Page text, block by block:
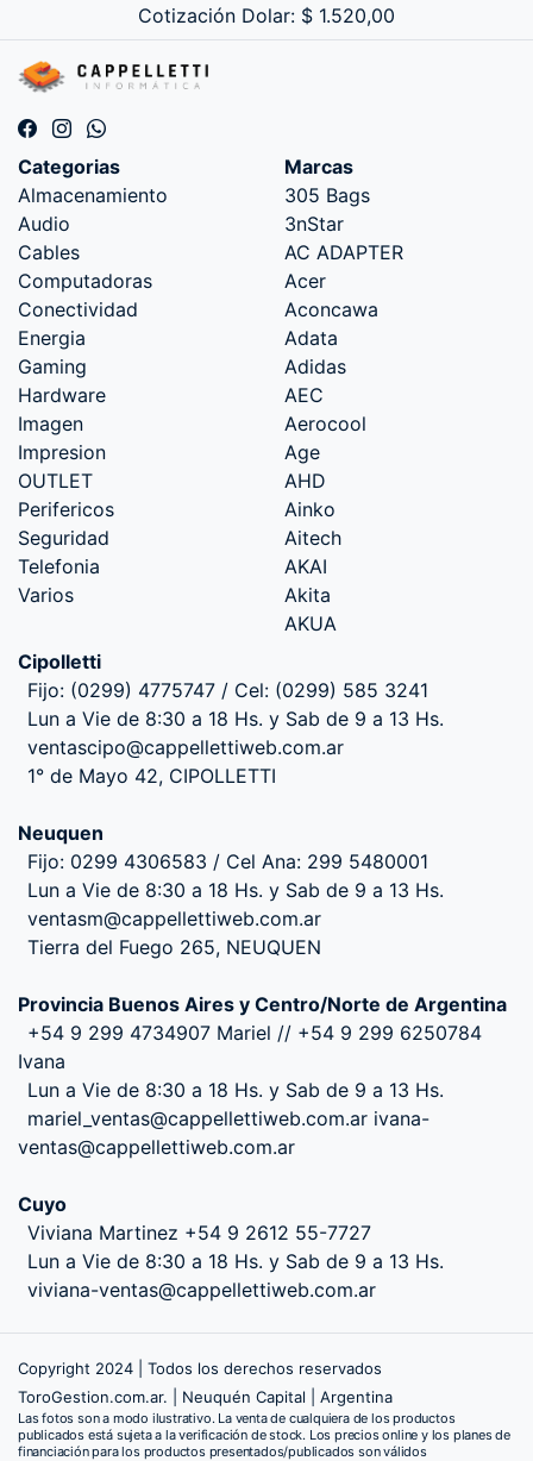
Cotización Dolar: $ 1.520,00
Categorias
Almacenamiento
Audio
Cables
Computadoras
Conectividad
Energia
Gaming
Hardware
Imagen
Impresion
OUTLET
Perifericos
Seguridad
Telefonia
Varios
Marcas
305 Bags
3nStar
AC ADAPTER
Acer
Aconcawa
Adata
Adidas
AEC
Aerocool
Age
AHD
Ainko
Aitech
AKAI
Akita
AKUA
Cipolletti
Fijo: (0299) 4775747 / Cel: (0299) 585 3241
Lun a Vie de 8:30 a 18 Hs. y Sab de 9 a 13 Hs.
ventascipo@cappellettiweb.com.ar
1° de Mayo 42, CIPOLLETTI
Neuquen
Fijo: 0299 4306583 / Cel Ana: 299 5480001
Lun a Vie de 8:30 a 18 Hs. y Sab de 9 a 13 Hs.
ventasm@cappellettiweb.com.ar
Tierra del Fuego 265, NEUQUEN
Provincia Buenos Aires y Centro/Norte de Argentina
+54 9 299 4734907 Mariel // +54 9 299 6250784
Ivana
Lun a Vie de 8:30 a 18 Hs. y Sab de 9 a 13 Hs.
mariel_ventas@cappellettiweb.com.ar ivana-
ventas@cappellettiweb.com.ar
Cuyo
Viviana Martinez +54 9 2612 55-7727
Lun a Vie de 8:30 a 18 Hs. y Sab de 9 a 13 Hs.
viviana-ventas@cappellettiweb.com.ar
Copyright 2024 | Todos los derechos reservados
ToroGestion.com.ar. | Neuquén Capital | Argentina
Las fotos son a modo ilustrativo. La venta de cualquiera de los productos
publicados está sujeta a la verificación de stock. Los precios online y los planes de
financiación para los productos presentados/publicados son válidos